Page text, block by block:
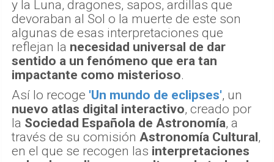
y la Luna, dragones, sapos, ardillas que
devoraban al Sol o la muerte de este son
algunas de esas interpretaciones que
reflejan la necesidad universal de dar
sentido a un fenómeno que era tan
impactante como misterioso.
Así lo recoge 'Un mundo de eclipses', un
nuevo atlas digital interactivo, creado por
la Sociedad Española de Astronomía, a
través de su comisión Astronomía Cultural,
en el que se recogen las interpretaciones